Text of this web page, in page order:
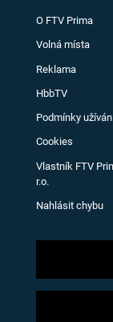
O FTV Prima
Volná místa
Reklama
HbbTV
Podmínky
Cookies
Vlastník FTV
r.o.
Nahlásit chybu